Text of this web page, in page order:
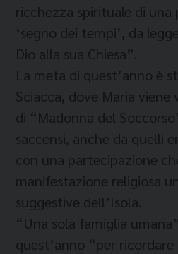
ricchezza spirituale di una
‘segno dei tempi’, da
Dio alla sua Chiesa”.
La meta di quest’anno è
Sciacca, dove Maria
di “Madonna del
saccensi, anche da quelli
con una partecipazione
manifestazione religiosa
suggestive dell’Isola.
“Una sola famiglia
quest’anno “per